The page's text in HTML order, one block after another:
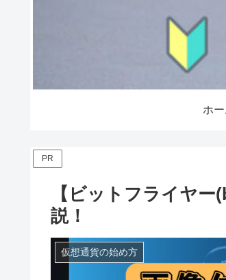
ホー
PR
【ビットフライヤ
説！
仮想通貨の始め方